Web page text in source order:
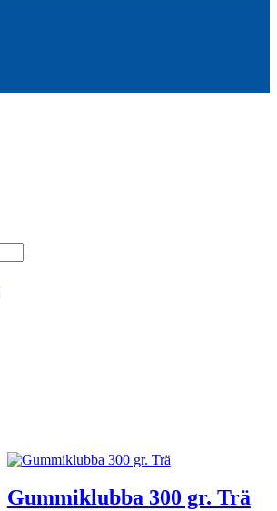
Gummiklubba 300 gr. Trä